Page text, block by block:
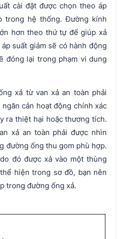
cài đặt được chọn theo áp
trong hệ thống. Đường kính
hơn theo thứ tự để giúp xả
suất giảm sẽ có hành động
đóng lại trong phạm vi dung
xả từ van xả an toàn phải
cản hoạt động chính xác
ra thiệt hại hoặc thương tích.
xả an toàn phải được nhìn
đường ống thu gom phù hợp.
đó được xả vào một thùng
hiện trong sơ đồ, bạn nên
trong đường ống xả.